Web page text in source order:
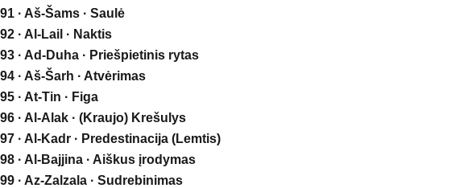
91 · Aš-Šams · Saulė
92 · Al-Lail · Naktis
93 · Ad-Duha · Priešpietinis rytas
94 · Aš-Šarh · Atvėrimas
95 · At-Tin · Figa
96 · Al-Alak · (Kraujo) Krešulys
97 · Al-Kadr · Predestinacija (Lemtis)
98 · Al-Bajjina · Aiškus įrodymas
99 · Az-Zalzala · Sudrebinimas